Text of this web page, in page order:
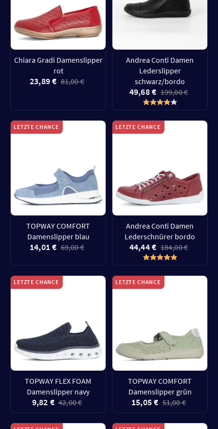
Chiara Gradi Damenslipper
rot
23,89 € 81,00 €
Andrea Conti Damen
Lederslipper
schwarz/bordo
49,68 € 199,00 €
LETZTE CHANCE
TOPWAY COMFORT
Damenslipper blau
14,01 € 69,00 €
LETZTE CHANCE
Andrea Conti Damen
Lederschnürer bordo
44,44 € 184,00 €
LETZTE CHANCE
TOPWAY FLEX FOAM
Damenslipper navy
9,82 € 42,00 €
LETZTE CHANCE
TOPWAY COMFORT
Damenslipper grün
15,05 € 51,00 €